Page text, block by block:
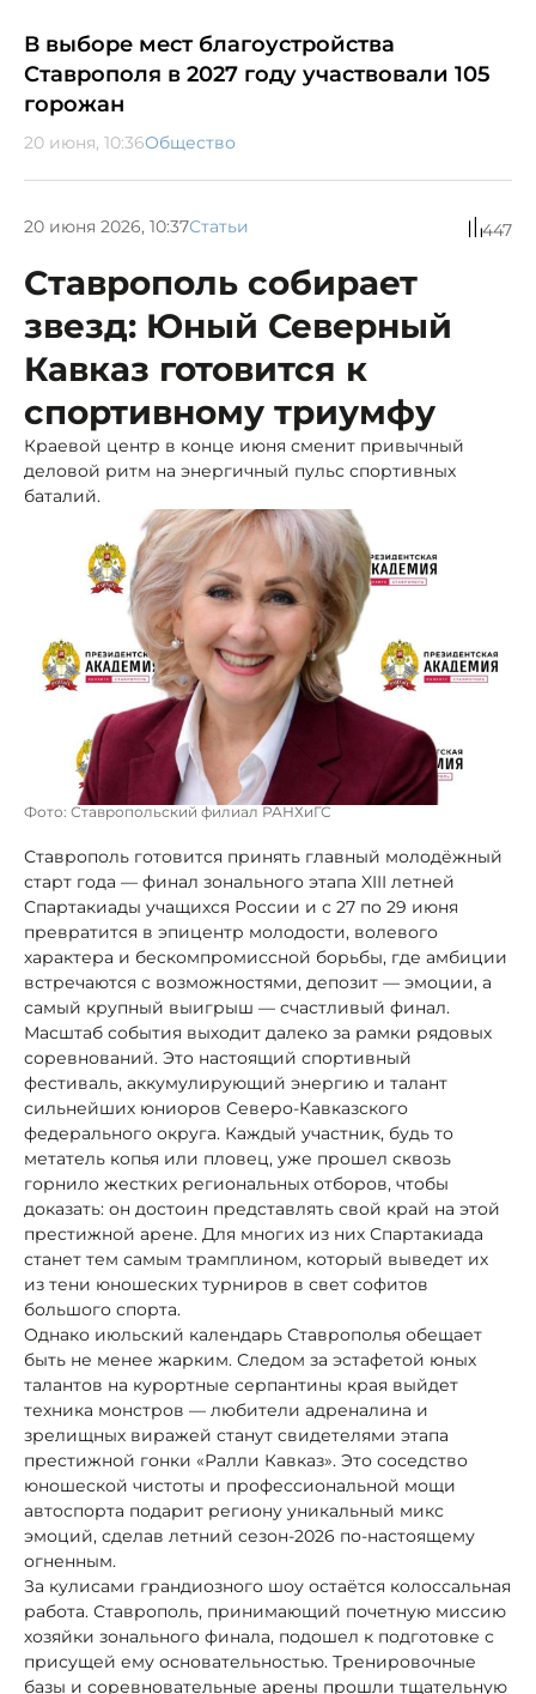
В выборе мест благоустройства
Ставрополя в 2027 году участвовали 105
горожан
20 июня, 10:36Общество
20 июня 2026, 10:37Статьи 447
Ставрополь собирает
звезд: Юный Северный
Кавказ готовится к
спортивному триумфу
Краевой центр в конце июня сменит привычный
деловой ритм на энергичный пульс спортивных
баталий.
Фото: Ставропольский филиал РАНХиГС
Ставрополь готовится принять главный молодёжный
старт года — финал зонального этапа XIII летней
Спартакиады учащихся России и с 27 по 29 июня
превратится в эпицентр молодости, волевого
характера и бескомпромиссной борьбы, где амбиции
встречаются с возможностями, депозит — эмоции, а
самый крупный выигрыш — счастливый финал.
Масштаб события выходит далеко за рамки рядовых
соревнований. Это настоящий спортивный
фестиваль, аккумулирующий энергию и талант
сильнейших юниоров Северо-Кавказского
федерального округа. Каждый участник, будь то
метатель копья или пловец, уже прошел сквозь
горнило жестких региональных отборов, чтобы
доказать: он достоин представлять свой край на этой
престижной арене. Для многих из них Спартакиада
станет тем самым трамплином, который выведет их
из тени юношеских турниров в свет софитов
большого спорта.
Однако июльский календарь Ставрополья обещает
быть не менее жарким. Следом за эстафетой юных
талантов на курортные серпантины края выйдет
техника монстров — любители адреналина и
зрелищных виражей станут свидетелями этапа
престижной гонки «Ралли Кавказ». Это соседство
юношеской чистоты и профессиональной мощи
автоспорта подарит региону уникальный микс
эмоций, сделав летний сезон-2026 по-настоящему
огненным.
За кулисами грандиозного шоу остаётся колоссальная
работа. Ставрополь, принимающий почетную миссию
хозяйки зонального финала, подошел к подготовке с
присущей ему основательностью. Тренировочные
базы и соревновательные арены прошли тщательную